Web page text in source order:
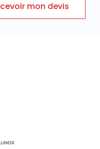
mon devis